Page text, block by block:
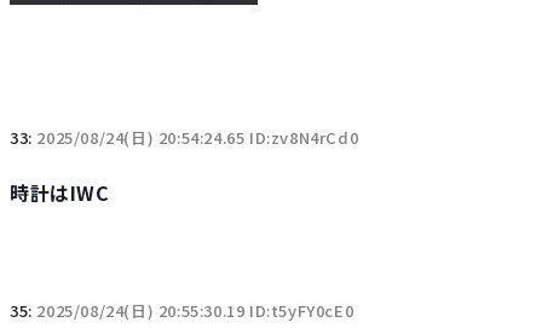
33: 2025/08/24(日) 20:54:24.65 ID:zv8N4rCd0
時計はIWC
35: 2025/08/24(日) 20:55:30.19 ID:t5yFY0cE0